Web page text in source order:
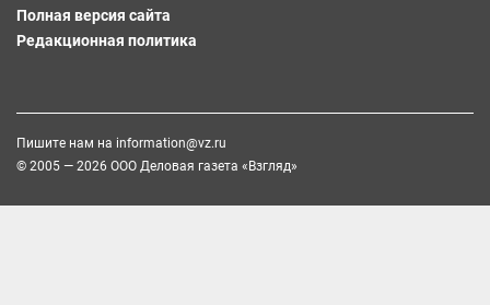
Полная версия сайта
Редакционная политика
Пишите нам на information@vz.ru
© 2005 — 2026 ООО Деловая газета «Взгляд»